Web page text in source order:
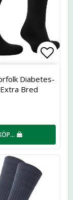
Diabetes-
Bred